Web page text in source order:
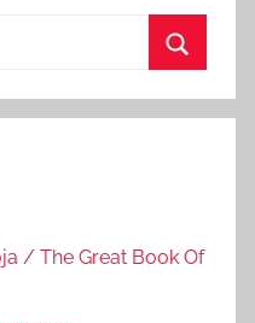
/ The Great Book Of